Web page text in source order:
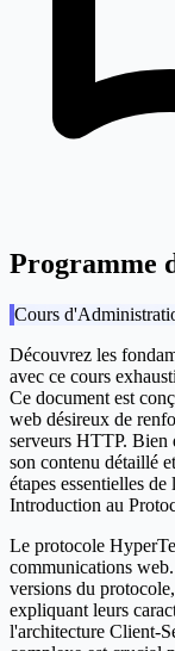
Programme
Cours
Découvrez les
avec ce cours
Ce document est
web désireux de
serveurs HTTP. Bien
son contenu détaillé
étapes essentielles
Introduction au
Le protocole
communications
versions du
expliquant leurs
l'architecture Client-